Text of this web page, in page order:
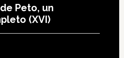
Peto, un
(XVI)